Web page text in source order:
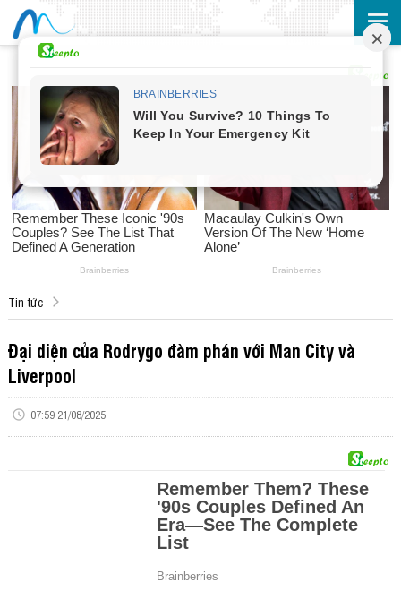
Tin tức
Đại diện của Rodrygo đàm phán với Man City và
Liverpool
07:59 21/08/2025